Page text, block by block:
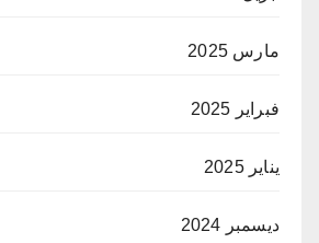
مارس 2025
فبراير 2025
يناير 2025
ديسمبر 2024